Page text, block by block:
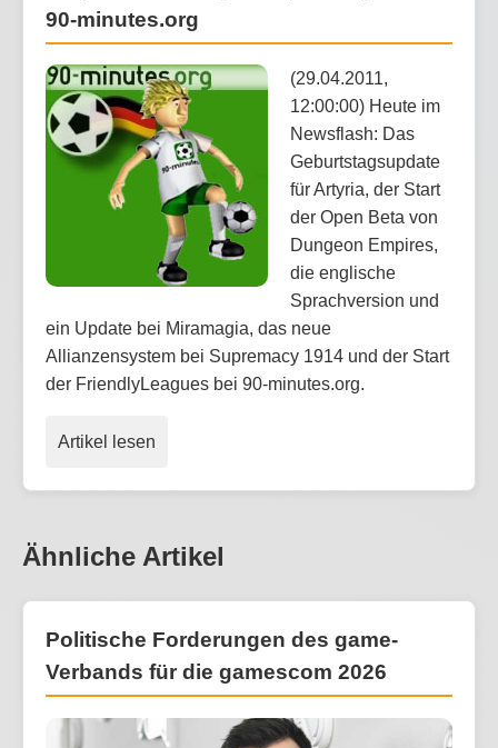
90-minutes.org
(29.04.2011,
12:00:00) Heute im
Newsflash: Das
Geburtstagsupdate
für Artyria, der Start
der Open Beta von
Dungeon Empires,
die englische
Sprachversion und
ein Update bei Miramagia, das neue
Allianzensystem bei Supremacy 1914 und der Start
der FriendlyLeagues bei 90-minutes.org.
Artikel lesen
Ähnliche Artikel
Politische Forderungen des game-
Verbands für die gamescom 2026